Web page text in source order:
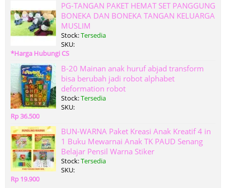
PG-TANGAN PAKET HEMAT SET PANGGUNG
BONEKA DAN BONEKA TANGAN KELUARGA
MUSLIM
Stock:Tersedia
SKU:
*Harga Hubungi CS
B-20 Mainan anak huruf abjad transform
bisa berubah jadi robot alphabet
deformation robot
Stock:Tersedia
SKU:
Rp 36.500
BUN-WARNA Paket Kreasi Anak Kreatif 4 in
1 Buku Mewarnai Anak TK PAUD Senang
Belajar Pensil Warna Stiker
Stock:Tersedia
SKU:
Rp 19.900